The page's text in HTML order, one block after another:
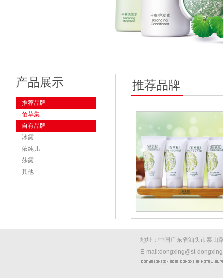
产品展示
推荐品牌
佰草集
自有品牌
冰露
依纯儿
莎露
其他
推荐品牌
地址：中国广东省汕头市泰山
E-mail:dongxing@st-